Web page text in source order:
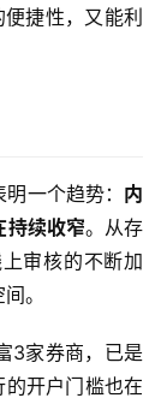
捷性，又能利
一个趋势： 内
持续收窄。从存
审核的不断加
。
3家券商，已是
的开户门槛也在